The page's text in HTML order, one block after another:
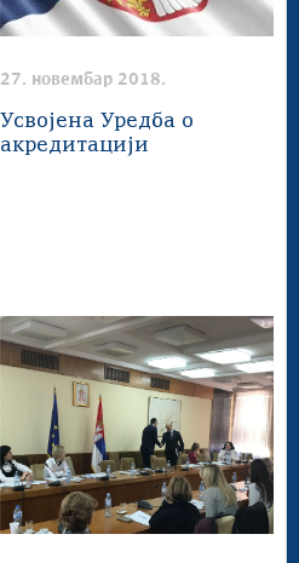
27. новембар 2018.
Усвојена Уредба о
акредитацији